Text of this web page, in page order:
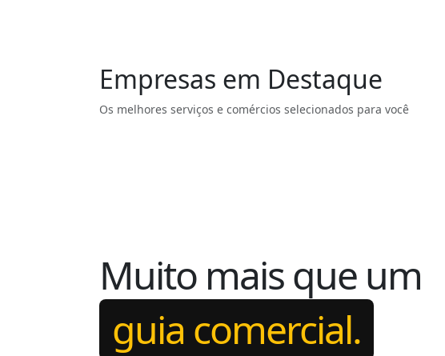
Empresas em Destaque
Os melhores serviços e comércios selecionados para você
Muito mais que um
guia comercial.